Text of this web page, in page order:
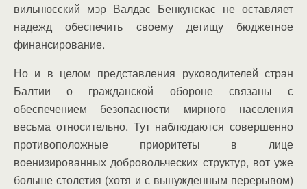
вильнюсский мэр Валдас Бенкунскас не оставляет
надежд обеспечить своему детищу бюджетное
финансирование.
Но и в целом представления руководителей стран
Балтии о гражданской обороне связаны с
обеспечением безопасности мирного населения
весьма относительно. Тут наблюдаются совершенно
противоположные приоритеты в лице
военизированных добровольческих структур, вот уже
больше столетия (хотя и с вынужденным перерывом)